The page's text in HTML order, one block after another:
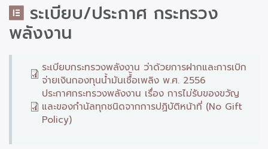
ระเบียบ/ประกาศ กระทรวง
พลังงาน
ระเบียบกระทรวงพลังงาน ว่าด้วยการฝากและการเบิก
จ่ายเงินกองทุนน้ำมันเชื้้อเพลิง พ.ศ. 2556
ประกาศกระทรวงพลังงาน เรื่อง การไม่รับของขวัญ
และของกำนัลทุกชนิดจากการปฏิบัติหน้าที่ (No Gift
Policy)